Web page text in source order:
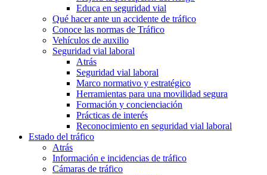
Educa en seguridad vial
Qué hacer ante un accidente de tráfico
Conoce las normas de Tráfico
Vehículos de auxilio
Seguridad vial laboral
Atrás
Seguridad vial laboral
Marco normativo y estratégico
Herramientas para una movilidad segura
Formación y concienciación
Prácticas de interés
Reconocimiento en seguridad vial laboral
Estado del tráfico
Atrás
Información e incidencias de tráfico
Cámaras de tráfico